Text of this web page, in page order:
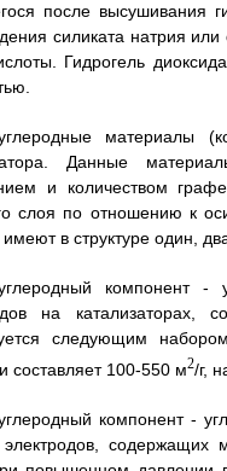
после высушивания
силиката натрия
Гидрогель
материалы
Данные
и количеством
слоя по отношению к
имеют в структуре один,
компонент -
на
следующим
составляет 100-550 м2/г,
компонент -
электродов,